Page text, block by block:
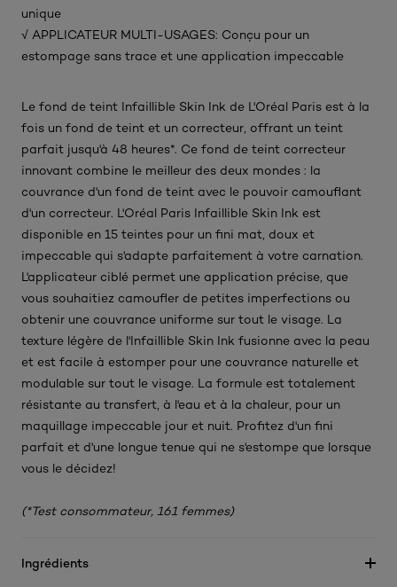
unique
√ APPLICATEUR MULTI-USAGES: Conçu pour un
estompage sans trace et une application impeccable
Le fond de teint Infaillible Skin Ink de L'Oréal Paris est à la
fois un fond de teint et un correcteur, offrant un teint
parfait jusqu'à 48 heures*. Ce fond de teint correcteur
innovant combine le meilleur des deux mondes : la
couvrance d'un fond de teint avec le pouvoir camouflant
d'un correcteur. L'Oréal Paris Infaillible Skin Ink est
disponible en 15 teintes pour un fini mat, doux et
impeccable qui s'adapte parfaitement à votre carnation.
L'applicateur ciblé permet une application précise, que
vous souhaitiez camoufler de petites imperfections ou
obtenir une couvrance uniforme sur tout le visage. La
texture légère de l'Infaillible Skin Ink fusionne avec la peau
et est facile à estomper pour une couvrance naturelle et
modulable sur tout le visage. La formule est totalement
résistante au transfert, à l'eau et à la chaleur, pour un
maquillage impeccable jour et nuit. Profitez d'un fini
parfait et d'une longue tenue qui ne s'estompe que lorsque
vous le décidez!
(*Test consommateur, 161 femmes)
Ingrédients